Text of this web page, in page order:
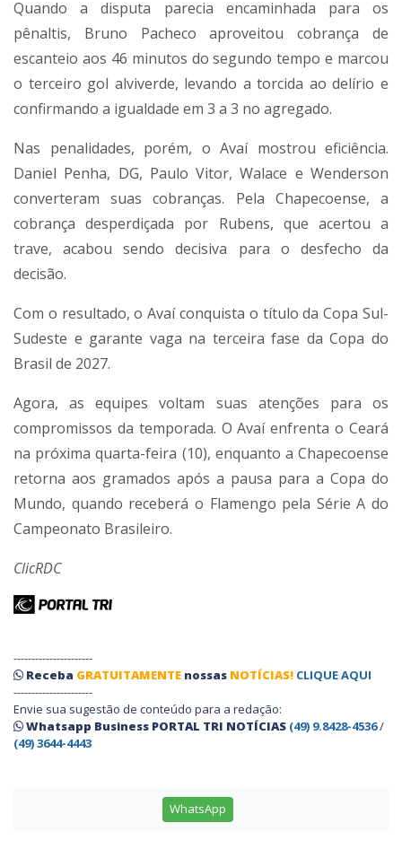
Quando a disputa parecia encaminhada para os
pênaltis, Bruno Pacheco aproveitou cobrança de
escanteio aos 46 minutos do segundo tempo e marcou
o terceiro gol alviverde, levando a torcida ao delírio e
confirmando a igualdade em 3 a 3 no agregado.
Nas penalidades, porém, o Avaí mostrou eficiência.
Daniel Penha, DG, Paulo Vitor, Walace e Wenderson
converteram suas cobranças. Pela Chapecoense, a
cobrança desperdiçada por Rubens, que acertou a
trave, acabou sendo decisiva para o desfecho da
decisão.
Com o resultado, o Avaí conquista o título da Copa Sul-
Sudeste e garante vaga na terceira fase da Copa do
Brasil de 2027.
Agora, as equipes voltam suas atenções para os
compromissos da temporada. O Avaí enfrenta o Ceará
na próxima quarta-feira (10), enquanto a Chapecoense
retorna aos gramados após a pausa para a Copa do
Mundo, quando receberá o Flamengo pela Série A do
Campeonato Brasileiro.
ClicRDC
----------------------
Receba GRATUITAMENTE nossas NOTÍCIAS! CLIQUE AQUI
----------------------
Envie sua sugestão de conteúdo para a redação:
Whatsapp Business PORTAL TRI NOTÍCIAS (49) 9.8428-4536/
(49) 3644-4443
WhatsApp